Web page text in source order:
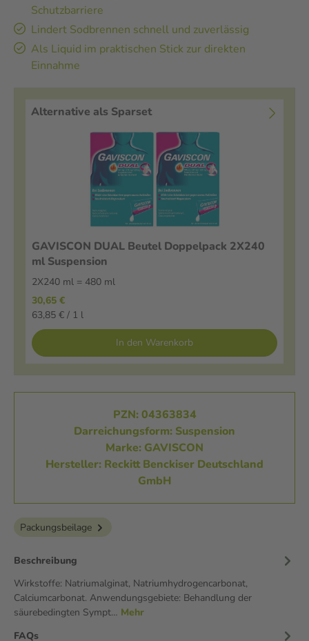
Schutzbarriere
Lindert Sodbrennen schnell und zuverlässig
Als Liquid im praktischen Stick zur direkten
Einnahme
Alternative als Sparset
GAVISCON DUAL Beutel Doppelpack 2X240
ml Suspension
2X240 ml = 480 ml
30,65 €
63,85 € / 1 l
In den Warenkorb
PZN: 04363834
Darreichungsform: Suspension
Marke: GAVISCON
Hersteller: Reckitt Benckiser Deutschland
GmbH
Packungsbeilage
Beschreibung
Wirkstoffe: Natriumalginat, Natriumhydrogencarbonat,
Calciumcarbonat. Anwendungsgebiete: Behandlung der
säurebedingten Sympt… Mehr
FAQs